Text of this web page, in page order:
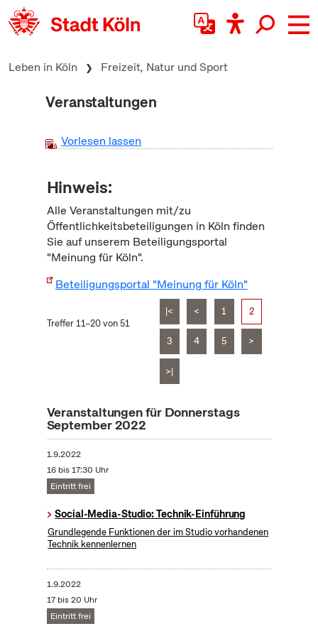
zum Inhalt springen
Leben in Köln Freizeit, Natur und Sport
Veranstaltungen
Vorlesen lassen
Hinweis:
Alle Veranstaltungen mit/zu
Öffentlichkeitsbeteiligungen in Köln finden
Sie auf unserem Beteiligungsportal
"Meinung für Köln".
Beteiligungsportal "Meinung für Köln"
Treffer 11–20 von 51
|< < 1 2
3 4 5 >
>|
Veranstaltungen für Donnerstags
September 2022
1.9.2022
16 bis 17:30 Uhr
Eintritt frei
Social-Media-Studio: Technik-Einführung
Grundlegende Funktionen der im Studio vorhandenen
Technik kennenlernen
1.9.2022
17 bis 20 Uhr
Eintritt frei